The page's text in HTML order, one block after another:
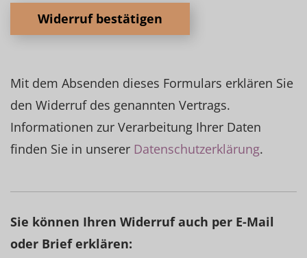
Widerruf bestätigen
Mit dem Absenden dieses Formulars erklären Sie
den Widerruf des genannten Vertrags.
Informationen zur Verarbeitung Ihrer Daten
finden Sie in unserer Datenschutzerklärung.
Sie können Ihren Widerruf auch per E-Mail
oder Brief erklären: